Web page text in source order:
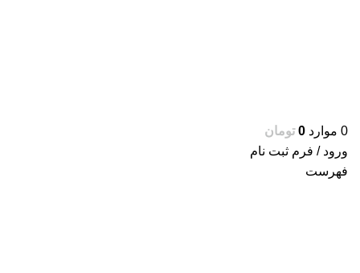
0 موارد 0 تومان
ورود / فرم ثبت نام
فهرست